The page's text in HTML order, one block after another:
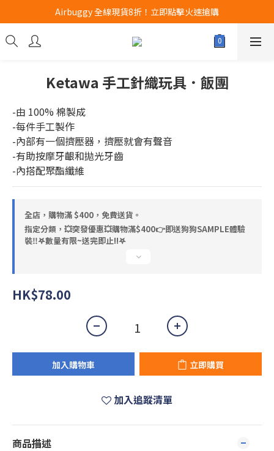
Airbuggy 全線現貨8折！立即點擊火速搶購
Airbuggy 全線現貨8折！立即點擊火速搶購
CURLI瑞士狗帶全款式3折！立即按下搶購
Airbuggy 全線現貨8折！立即點擊火速搶購
Ketawa 手工針織玩具．飯團
-由 100% 棉製成
-每件手工製作
-內部有一個擠壓器，擠壓就會有聲音
-有助按摩牙齦和拋光牙齒
-內搭配聚酯纖維
全店，購物滿 $400，免費送貨。
指定分類，💥突發優惠💥購物滿$400👉即送狗狗SAMPLE體驗
裝‼️𖤐數量有限~送完即止!!𖤐
HK$78.00
加入購物車 立即購買
加入追蹤清單
商品描述